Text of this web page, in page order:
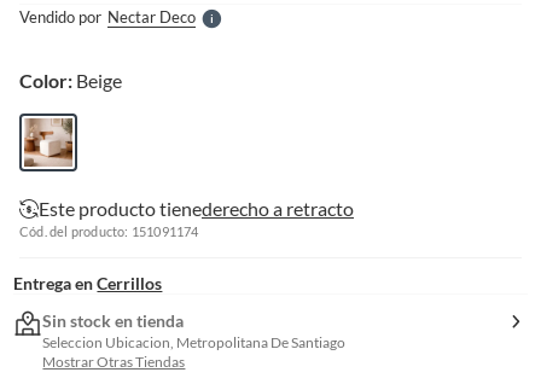
Vendido por Nectar DecoS
Color: Beige
Este producto tienederecho a retracto
Cód. del producto: 151091174
Entrega en Cerrillos
Sin stock en tienda
Seleccion Ubicacion, Metropolitana De Santiago
Mostrar Otras Tiendas